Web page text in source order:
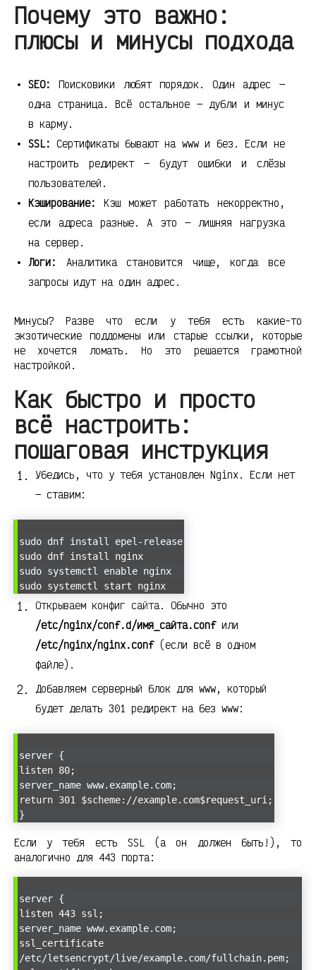
Почему это важно:
плюсы и минусы подхода
SEO:
Поисковики любят порядок. Один адрес —
одна страница. Всё остальное — дубли и минус
в карму.
SSL: Сертификаты бывают на www и без. Если не
настроить редирект — будут ошибки и слёзы
пользователей.
Кэширование:
Кэш может работать некорректно,
если адреса разные. А это — лишняя нагрузка
на сервер.
Логи:
Аналитика становится чище, когда все
запросы идут на один адрес.
Минусы? Разве что если у тебя есть какие-то
экзотические поддомены или старые ссылки, которые
не хочется ломать. Но это решается грамотной
настройкой.
Как быстро и просто
всё настроить:
пошаговая инструкция
Убедись, что у тебя установлен Nginx. Если нет
— ставим:
sudo dnf install epel-release
sudo dnf install nginx
sudo systemctl enable nginx
sudo systemctl start nginx
Открываем конфиг сайта. Обычно это
/etc/nginx/conf.d/имя_сайта.confили
/etc/nginx/nginx.conf(если всё в одном
файле).
Добавляем серверный блок для www, который
будет делать 301 редирект на без www:
server {
listen 80;
server_name www.example.com;
return 301 $scheme://example.com$request_uri;
}
Если у тебя есть SSL (а он должен быть!), то
аналогично для 443 порта:
server {
listen 443 ssl;
server_name www.example.com;
ssl_certificate
/etc/letsencrypt/live/example.com/fullchain.pem;